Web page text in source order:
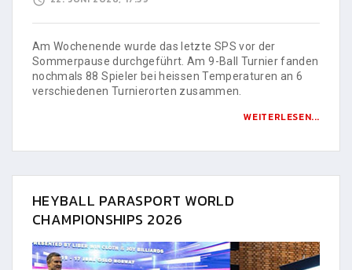
Am Wochenende wurde das letzte SPS vor der
Sommerpause durchgeführt. Am 9-Ball Turnier fanden
nochmals 88 Spieler bei heissen Temperaturen an 6
verschiedenen Turnierorten zusammen.
WEITERLESEN...
HEYBALL PARASPORT WORLD
CHAMPIONSHIPS 2026